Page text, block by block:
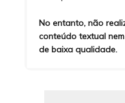
No entanto, não
conteúdo textual
de baixa qualidade.